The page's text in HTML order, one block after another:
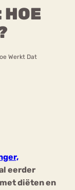
Werkt Dat
eerder
diëten en
Nervosa